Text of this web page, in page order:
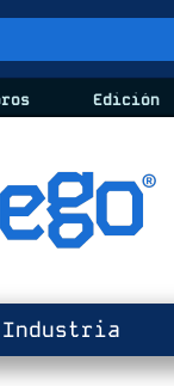
Edición
Industria